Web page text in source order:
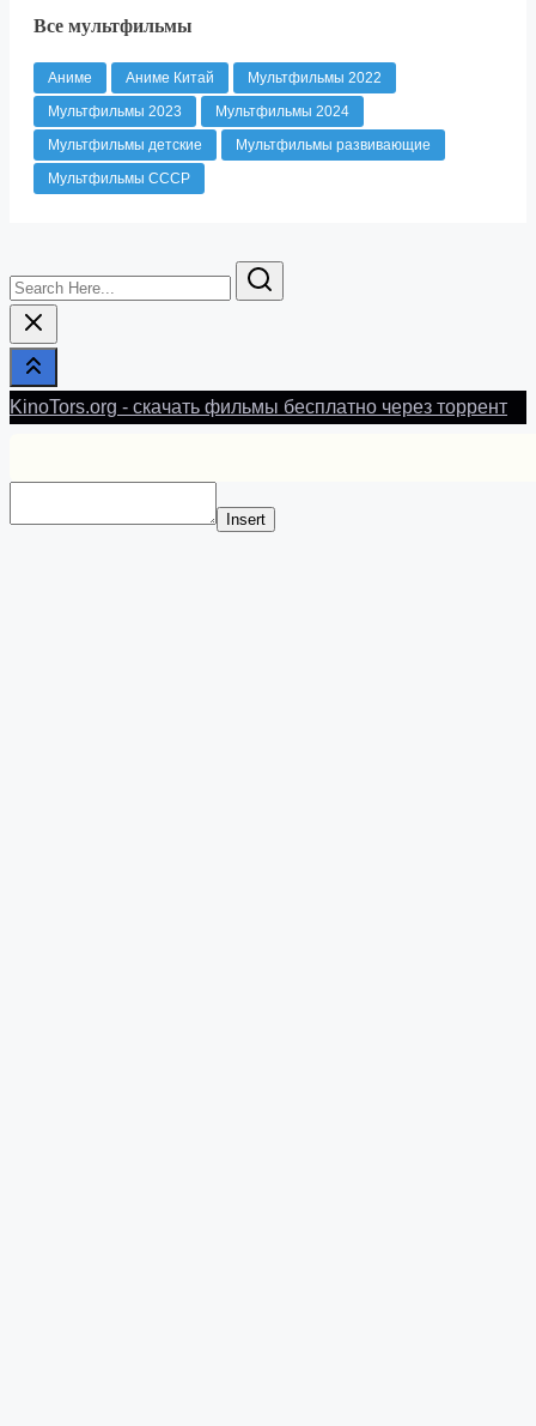
Все мультфильмы
Аниме Аниме Китай
Мультфильмы 2022
Мультфильмы 2023
Мультфильмы 2024
Мультфильмы детские
Мультфильмы развивающие
Мультфильмы СССР
Search
Here...
KinoTors.org - скачать фильмы бесплатно через торрент
Insert